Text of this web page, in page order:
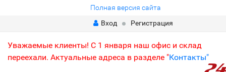
Полная версия сайта
Вход
Регистрация
Уважаемые клиенты! С 1 января наш офис и склад
переехали. Актуальные адреса в разделе "Контакты"